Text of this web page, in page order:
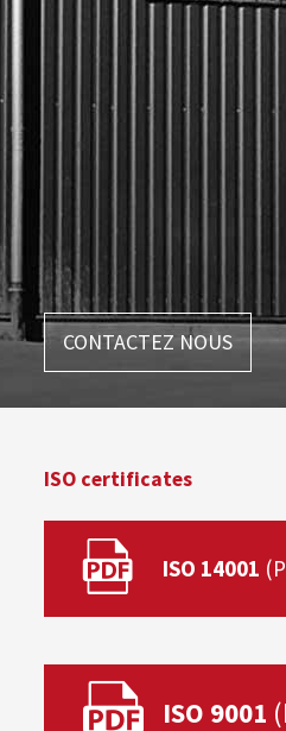
CONTACTEZ NOUS
ISO certificates
ISO 14001
ISO 9001